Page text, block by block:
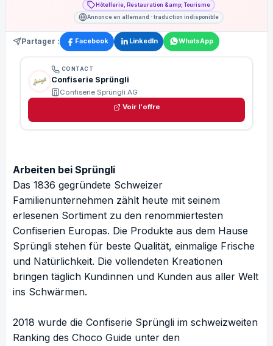
Hôtellerie, Restauration &amp; Tourisme
Annonce en allemand · traduction indisponible
Partager : Facebook LinkedIn WhatsApp
CONTACT
Confiserie Sprüngli
Confiserie Sprüngli AG
Voir l'offre
Arbeiten bei Sprüngli
Das 1836 gegründete Schweizer
Familienunternehmen zählt heute mit seinem
erlesenen Sortiment zu den renommiertesten
Confiserien Europas. Die Produkte aus dem Hause
Sprüngli stehen für beste Qualität, einmalige Frische
und Natürlichkeit. Die vollendeten Kreationen
bringen täglich Kundinnen und Kunden aus aller Welt
ins Schwärmen.
2018 wurde die Confiserie Sprüngli im schweizweiten
Ranking des Choco Guide unter den